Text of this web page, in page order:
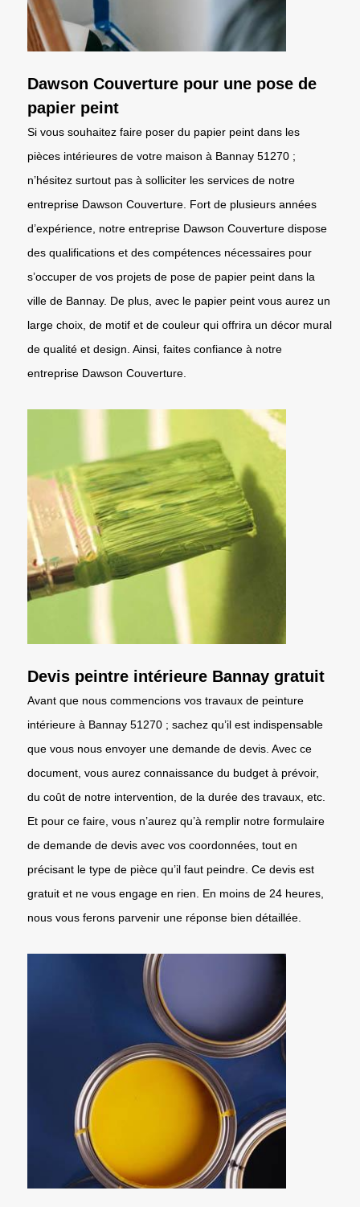
Dawson Couverture pour une pose de
papier peint
Si vous souhaitez faire poser du papier peint dans les
pièces intérieures de votre maison à Bannay 51270 ;
n’hésitez surtout pas à solliciter les services de notre
entreprise Dawson Couverture. Fort de plusieurs années
d’expérience, notre entreprise Dawson Couverture dispose
des qualifications et des compétences nécessaires pour
s’occuper de vos projets de pose de papier peint dans la
ville de Bannay. De plus, avec le papier peint vous aurez un
large choix, de motif et de couleur qui offrira un décor mural
de qualité et design. Ainsi, faites confiance à notre
entreprise Dawson Couverture.
Devis peintre intérieure Bannay gratuit
Avant que nous commencions vos travaux de peinture
intérieure à Bannay 51270 ; sachez qu’il est indispensable
que vous nous envoyer une demande de devis. Avec ce
document, vous aurez connaissance du budget à prévoir,
du coût de notre intervention, de la durée des travaux, etc.
Et pour ce faire, vous n’aurez qu’à remplir notre formulaire
de demande de devis avec vos coordonnées, tout en
précisant le type de pièce qu’il faut peindre. Ce devis est
gratuit et ne vous engage en rien. En moins de 24 heures,
nous vous ferons parvenir une réponse bien détaillée.